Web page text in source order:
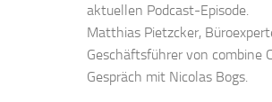
aktuellen Podcast-Episode.
Matthias Pietzcker,
Geschäftsführer von combine
Gespräch mit Nicolas Bogs.